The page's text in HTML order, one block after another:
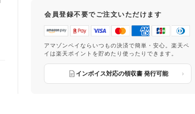
会員登録不要でご注文いただけます
アマゾンペイならいつもの決済で簡単・安心。楽天ペ
イは楽天ポイントを貯めたり使ったりできます。
インボイス対応の領収書 発行可能